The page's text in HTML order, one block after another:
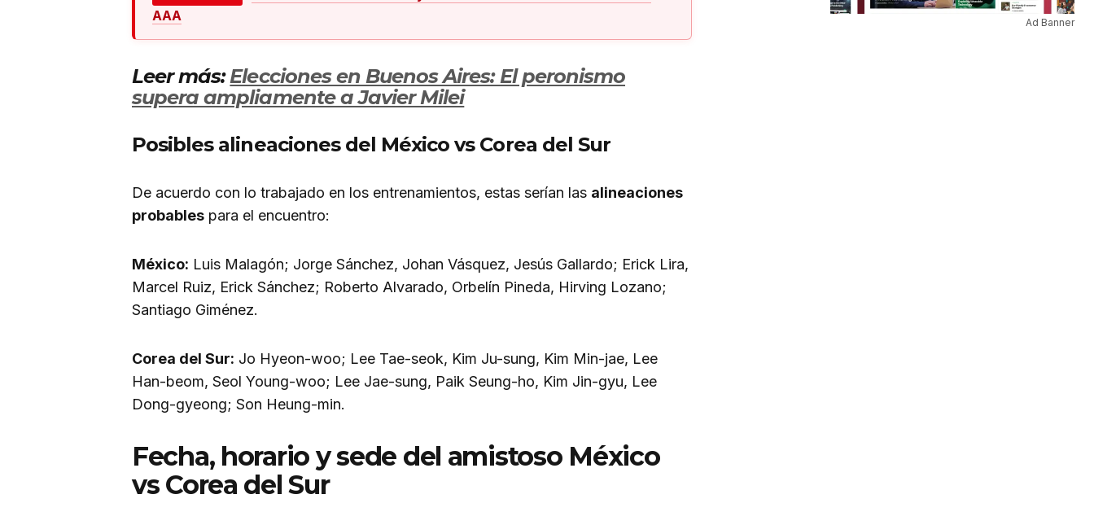
AAA
Leer más:Elecciones en Buenos Aires: El peronismo
supera ampliamente a Javier Milei
Posibles alineaciones del México vs Corea del Sur
De acuerdo con lo trabajado en los entrenamientos, estas serían las alineaciones
probables para el encuentro:
México: Luis Malagón; Jorge Sánchez, Johan Vásquez, Jesús Gallardo; Erick Lira,
Marcel Ruiz, Erick Sánchez; Roberto Alvarado, Orbelín Pineda, Hirving Lozano;
Santiago Giménez.
Corea del Sur: Jo Hyeon-woo; Lee Tae-seok, Kim Ju-sung, Kim Min-jae, Lee
Han-beom, Seol Young-woo; Lee Jae-sung, Paik Seung-ho, Kim Jin-gyu, Lee
Dong-gyeong; Son Heung-min.
Fecha, horario y sede del amistoso México
vs Corea del Sur
Ad Banner